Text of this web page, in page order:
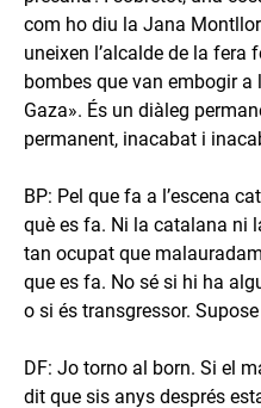
com ho diu la Jana
uneixen l’alcalde de la fera
bombes que van embogir
Gaza». És un diàleg
permanent, inacabat i
BP: Pel que fa a l’escena
què es fa. Ni la catalana ni
tan ocupat que
que es fa. No sé si hi ha
o si és transgressor.
DF: Jo torno al born. Si el
dit que sis anys després